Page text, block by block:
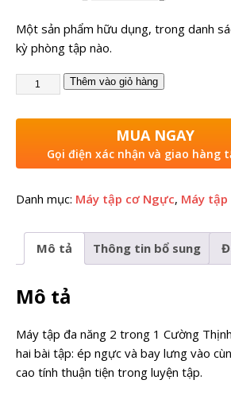
Một sản phẩm hữu dụng, trong danh
kỳ phòng tập nào.
Thêm vào giỏ hàng
MUA NGAY
Gọi điện xác nhận và giao hàng
Danh mục: Máy tập cơ Ngực, Máy tập
Mô tả Thông tin bổ sung
Mô tả
Máy tập đa năng 2 trong 1 Cường
hai bài tập: ép ngực và bay lưng vào
cao tính thuận tiện trong luyện tập.